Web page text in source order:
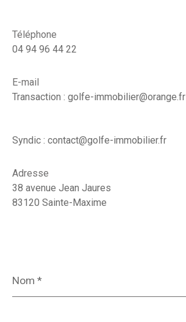
Téléphone
04 94 96 44 22
E-mail
Transaction : golfe-immobilier@orange.fr
Syndic : contact@golfe-immobilier.fr
Adresse
38 avenue Jean Jaures
83120 Sainte-Maxime
*